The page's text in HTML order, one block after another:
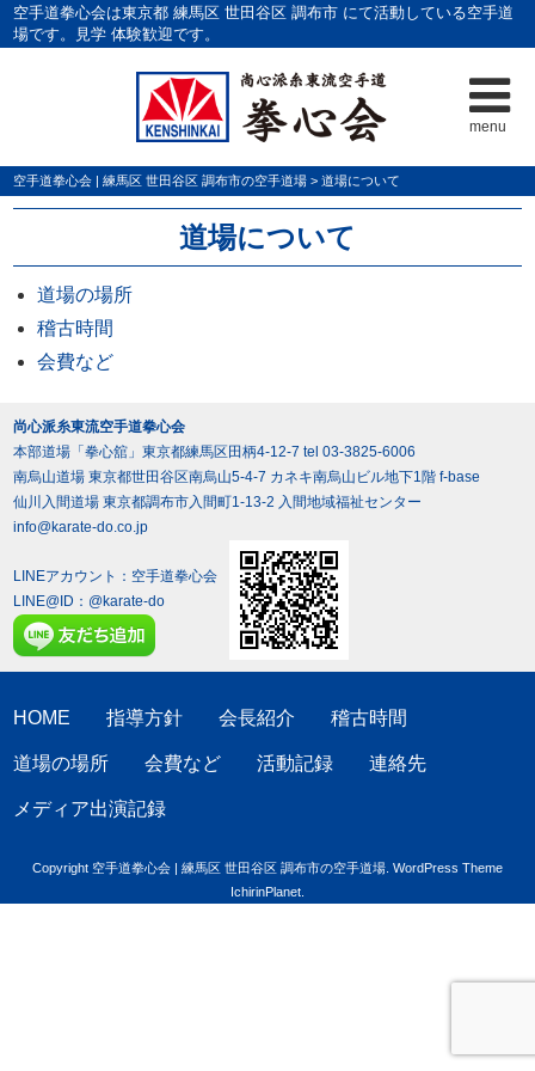
menu
空手道拳心会は東京都 練馬区 世田谷区 調布市 にて活動している空手道
場です。見学 体験歓迎です。
空手道拳心会 | 練馬区 世田谷区 調布市の空手道場 >道場について
道場について
道場の場所
稽古時間
会費など
尚心派糸東流空手道拳心会
本部道場「拳心舘」東京都練馬区田柄4-12-7 tel 03-3825-6006
南烏山道場 東京都世田谷区南烏山5-4-7 カネキ南烏山ビル地下1階 f-base
仙川入間道場 東京都調布市入間町1-13-2 入間地域福祉センター
info@karate-do.co.jp
LINEアカウント：空手道拳心会
LINE@ID： @karate-do
HOME 指導方針 会長紹介 稽古時間
道場の場所 会費など 活動記録 連絡先
メディア出演記録
Copyright 空手道拳心会 | 練馬区 世田谷区 調布市の空手道場. WordPress Theme
IchirinPlanet